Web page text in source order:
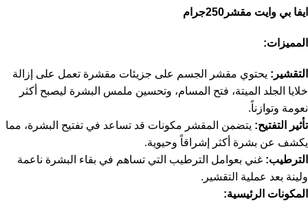
ايفا بي وايت مقشر250جرام
المميزات:
التقشير: يحتوي مقشر الجسم على جزيئات مقشرة تعمل على إزالة
خلايا الجلد الميتة، فتح المسام، وتحسين ملمس البشرة ليصبح أكثر
نعومة وتوازناً.
تأثير التفتيح: يتضمن المقشر مكونات قد تساعد في تفتيح البشرة، مما
يكشف عن بشرة أكثر إشراقاً وحيوية.
الترطيب: غني بعوامل الترطيب التي تساهم في بقاء البشرة ناعمة
ولينة بعد عملية التقشير.
المكونات الرئيسية: